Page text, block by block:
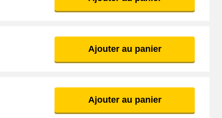
Ajouter au panier
Ajouter au panier